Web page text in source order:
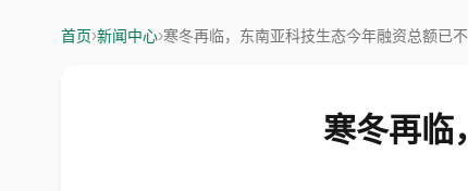
首页›新闻中心›寒冬再临，东南亚科技生态今年融资总额已
寒冬再临